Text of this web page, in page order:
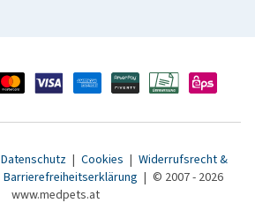
Datenschutz | Cookies | Widerrufsrecht &
Barrierefreiheitserklärung | © 2007 - 2026
www.medpets.at